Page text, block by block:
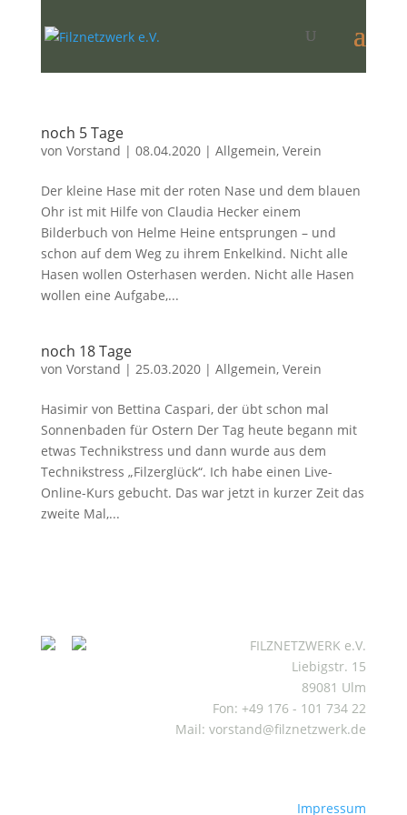
noch 5 Tage
von Vorstand | 08.04.2020| Allgemein, Verein
Der kleine Hase mit der roten Nase und dem blauen
Ohr ist mit Hilfe von Claudia Hecker einem
Bilderbuch von Helme Heine entsprungen – und
schon auf dem Weg zu ihrem Enkelkind. Nicht alle
Hasen wollen Osterhasen werden. Nicht alle Hasen
wollen eine Aufgabe,...
noch 18 Tage
von Vorstand | 25.03.2020| Allgemein, Verein
Hasimir von Bettina Caspari, der übt schon mal
Sonnenbaden für Ostern Der Tag heute begann mit
etwas Technikstress und dann wurde aus dem
Technikstress „Filzerglück“. Ich habe einen Live-
Online-Kurs gebucht. Das war jetzt in kurzer Zeit das
zweite Mal,...
FILZNETZWERK e.V.
Liebigstr. 15
89081 Ulm
Fon: +49 176 - 101 734 22
Mail: vorstand@filznetzwerk.de
Impressum